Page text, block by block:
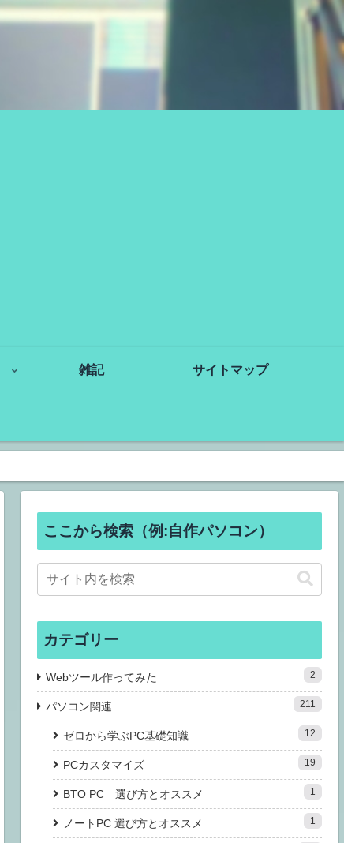
雑記 サイトマップ
ここから検索（例:自作パソコン）
カテゴリー
Webツール作ってみた 2
パソコン関連 211
ゼロから学ぶPC基礎知識 12
PCカスタマイズ 19
BTO PC 選び方とオススメ 1
ノートPC 選び方とオススメ 1